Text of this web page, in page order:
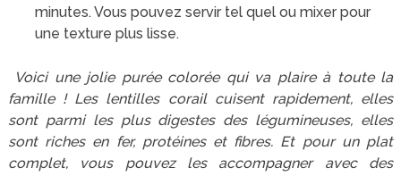
minutes. Vous pouvez servir tel quel ou mixer pour
une texture plus lisse.
Voici une jolie purée colorée qui va plaire à toute la
famille ! Les lentilles corail cuisent rapidement, elles
sont parmi les plus digestes des légumineuses, elles
sont riches en fer, protéines et fibres. Et pour un plat
complet, vous pouvez les accompagner avec des